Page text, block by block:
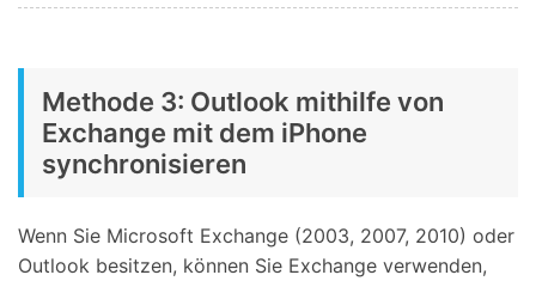
Methode 3: Outlook mithilfe von
Exchange mit dem iPhone
synchronisieren
Wenn Sie Microsoft Exchange (2003, 2007, 2010) oder
Outlook besitzen, können Sie Exchange verwenden,